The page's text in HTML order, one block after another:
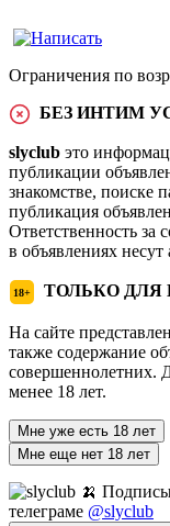
Ограничения по
БЕЗ ИНТИМ
slyclub это
публикации
знакомстве, поиске
публикация
Ответственность за
в объявлениях
18+ ТОЛЬКО ДЛЯ
На сайте
также содержание
совершеннолетних.
менее 18 лет.
Мне уже есть 18 лет
Мне еще нет 18 лет
🍌
телеграме @slyclub